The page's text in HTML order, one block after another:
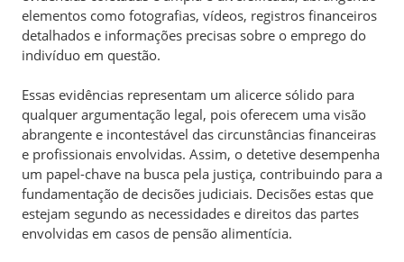
elementos como fotografias, vídeos, registros financeiros
detalhados e informações precisas sobre o emprego do
indivíduo em questão.
Essas evidências representam um alicerce sólido para
qualquer argumentação legal, pois oferecem uma visão
abrangente e incontestável das circunstâncias financeiras
e profissionais envolvidas. Assim, o detetive desempenha
um papel-chave na busca pela justiça, contribuindo para a
fundamentação de decisões judiciais. Decisões estas que
estejam segundo as necessidades e direitos das partes
envolvidas em casos de pensão alimentícia.